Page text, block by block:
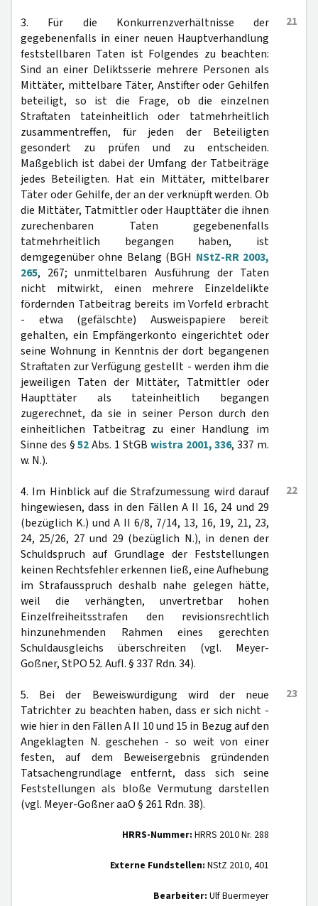
21
3. Für die Konkurrenzverhältnisse der
gegebenenfalls in einer neuen Hauptverhandlung
feststellbaren Taten ist Folgendes zu beachten:
Sind an einer Deliktsserie mehrere Personen als
Mittäter, mittelbare Täter, Anstifter oder Gehilfen
beteiligt, so ist die Frage, ob die einzelnen
Straftaten tateinheitlich oder tatmehrheitlich
zusammentreffen, für jeden der Beteiligten
gesondert zu prüfen und zu entscheiden.
Maßgeblich ist dabei der Umfang der Tatbeiträge
jedes Beteiligten. Hat ein Mittäter, mittelbarer
Täter oder Gehilfe, der an der verknüpft werden. Ob
die Mittäter, Tatmittler oder Haupttäter die ihnen
zurechenbaren Taten gegebenenfalls
tatmehrheitlich begangen haben, ist
demgegenüber ohne Belang (BGH NStZ-RR 2003,
265, 267; unmittelbaren Ausführung der Taten
nicht mitwirkt, einen mehrere Einzeldelikte
fördernden Tatbeitrag bereits im Vorfeld erbracht
- etwa (gefälschte) Ausweispapiere bereit
gehalten, ein Empfängerkonto eingerichtet oder
seine Wohnung in Kenntnis der dort begangenen
Straftaten zur Verfügung gestellt - werden ihm die
jeweiligen Taten der Mittäter, Tatmittler oder
Haupttäter als tateinheitlich begangen
zugerechnet, da sie in seiner Person durch den
einheitlichen Tatbeitrag zu einer Handlung im
Sinne des §52Abs. 1 StGB wistra 2001, 336, 337 m.
w. N.).
22
4. Im Hinblick auf die Strafzumessung wird darauf
hingewiesen, dass in den Fällen A II 16, 24 und 29
(bezüglich K.) und A II 6/8, 7/14, 13, 16, 19, 21, 23,
24, 25/26, 27 und 29 (bezüglich N.), in denen der
Schuldspruch auf Grundlage der Feststellungen
keinen Rechtsfehler erkennen ließ, eine Aufhebung
im Strafausspruch deshalb nahe gelegen hätte,
weil die verhängten, unvertretbar hohen
Einzelfreiheitsstrafen den revisionsrechtlich
hinzunehmenden Rahmen eines gerechten
Schuldausgleichs überschreiten (vgl. Meyer-
Goßner, StPO 52. Aufl. § 337 Rdn. 34).
23
5. Bei der Beweiswürdigung wird der neue
Tatrichter zu beachten haben, dass er sich nicht -
wie hier in den Fällen A II 10 und 15 in Bezug auf den
Angeklagten N. geschehen - so weit von einer
festen, auf dem Beweisergebnis gründenden
Tatsachengrundlage entfernt, dass sich seine
Feststellungen als bloße Vermutung darstellen
(vgl. Meyer-Goßner aaO § 261 Rdn. 38).
HRRS-Nummer: HRRS 2010 Nr. 288
Externe Fundstellen: NStZ 2010, 401
Bearbeiter: Ulf Buermeyer